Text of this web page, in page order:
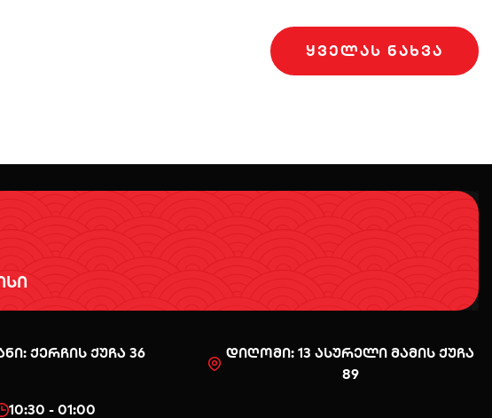
ᲧᲕᲔᲚᲐᲡ ᲜᲐᲮᲕᲐ
ქერჩის ქუჩა 36
დიღომი: 13 ასურელი მამის ქუჩა
89
10:30 - 01:00